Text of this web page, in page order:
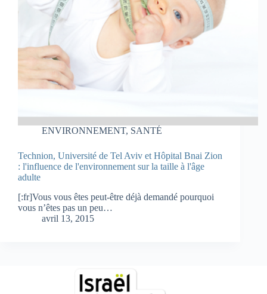
ENVIRONNEMENT, SANTÉ
Technion, Université de Tel Aviv et Hôpital Bnai Zion
: l'influence de l'environnement sur la taille à l'âge
adulte
[:fr]Vous vous êtes peut-être déjà demandé pourquoi
vous n’êtes pas un peu…
avril 13, 2015